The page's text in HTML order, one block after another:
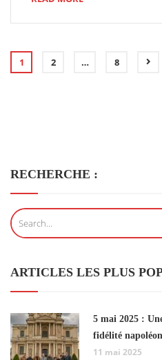
1 2 … 8
RECHERCHE :
ARTICLES LES PLUS
5 mai 2025 :
fidélité
11 mai 2025